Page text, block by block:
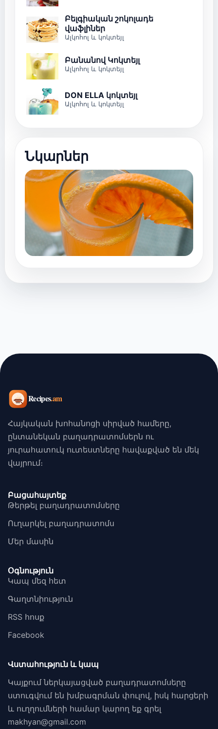
Բելգիական շոկոլադե
վաֆլիներ
Ալկոհոլ և կոկտեյլ
Բանանով Կոկտեյլ
Ալկոհոլ և կոկտեյլ
DON ELLA կոկտեյլ
Ալկոհոլ և կոկտեյլ
Նկարներ
Հայկական խոհանոցի սիրված համերը,
ընտանեկան բաղադրատոմսերն ու
յուրահատուկ ուտեստները հավաքված են մեկ
վայրում։
Բացահայտեք
Թերթել բաղադրատոմսերը
Ուղարկել բաղադրատոմս
Մեր մասին
Օգնություն
Կապ մեզ հետ
Գաղտնիություն
RSS հոսք
Facebook
Վստահություն և կապ
Կայքում ներկայացված բաղադրատոմսերը
ստուգվում են խմբագրման փուլով, իսկ հարցերի
և ուղղումների համար կարող եք գրել
makhyan@gmail.com